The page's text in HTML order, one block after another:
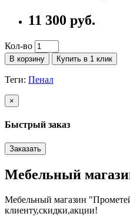
11 300 руб.
Кол-во
В корзину Купить в 1 клик
Теги: Пенал
×
Быстрый заказ
Заказать
Мебельный
Мебельный магазин
клиенту,скидки,акции!